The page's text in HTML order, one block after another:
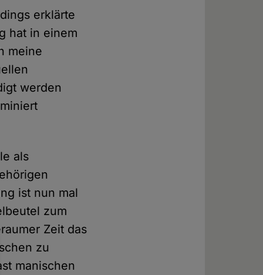
erklärte
hat in einem
meine
werden
als
ist nun mal
zum
Zeit das
zu
manischen